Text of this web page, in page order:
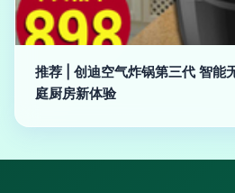
推荐 | 创迪空气炸锅第三代 智能
庭厨房新体验